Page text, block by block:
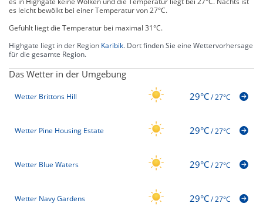
es leicht bewölkt bei einer Temperatur von 27°C.
Gefühlt liegt die Temperatur bei maximal 31°C.
Highgate liegt in der Region Karibik. Dort finden Sie eine Wettervorhersage
für die gesamte Region.
Das Wetter in der Umgebung
Wetter Brittons Hill 29°C/27°C
Wetter Pine Housing Estate 29°C/27°C
Wetter Blue Waters 29°C/27°C
Wetter Navy Gardens 29°C/27°C